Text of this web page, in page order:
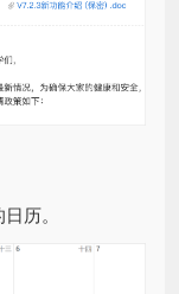
历。